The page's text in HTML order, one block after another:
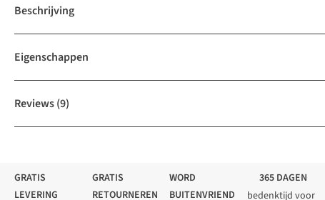
Beschrijving
Eigenschappen
Reviews(9)
GRATIS
LEVERING
GRATIS
RETOURNEREN
WORD
BUITENVRIEND
365 DAGEN
bedenktijd voor